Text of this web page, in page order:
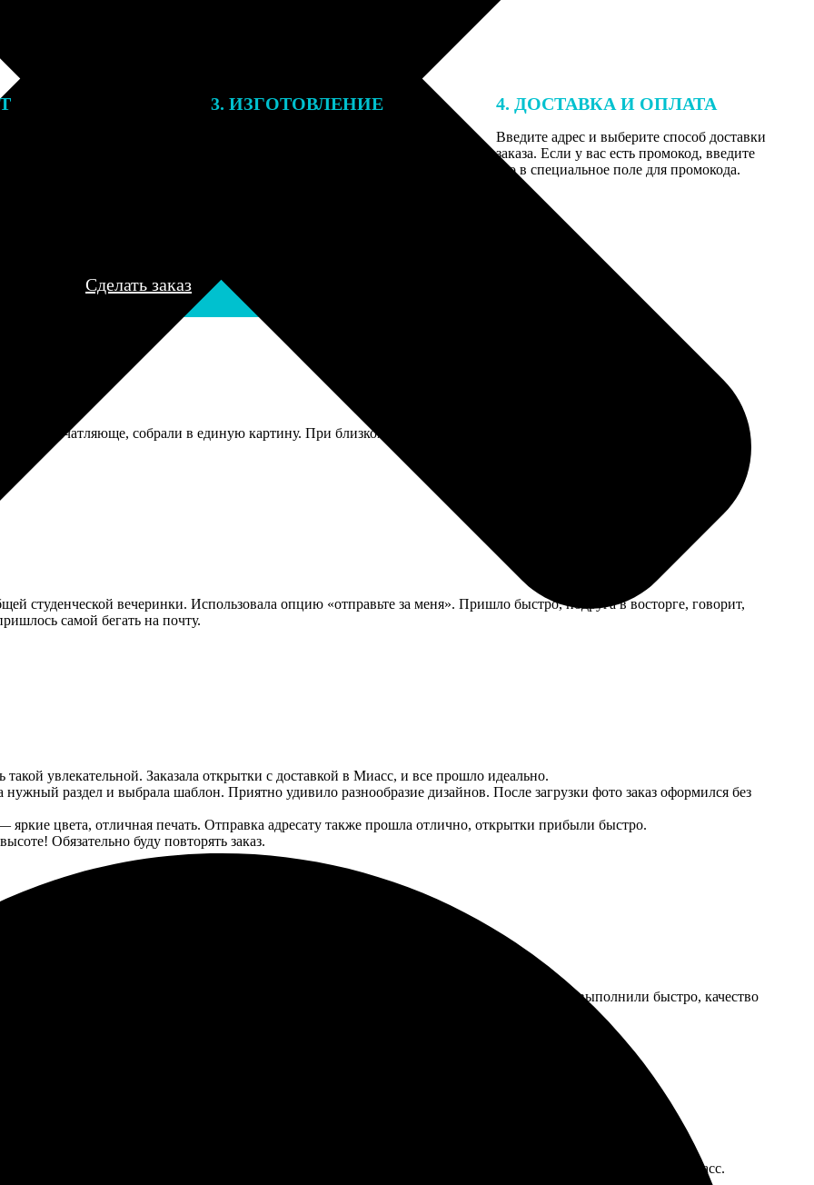
заказа к печати
могут связаться с Вами
телефону или email для
3. ИЗГОТОВЛЕНИЕ 4. ДОСТАВКА И ОПЛАТА
Введите адрес и выберите способ доставки
заказа. Если у вас есть промокод, введите
его в специальное поле для промокода.
Сделать заказ
впечатляюще, собрали в единую картину. При близком рассмотрении некоторые фрагменты размыты, но с
студенческой вечеринки. Использовала опцию «отправьте за меня». Пришло быстро, подруга в восторге, говорит,
самой бегать на почту.
увлекательной. Заказала открытки с доставкой в Миасс, и все прошло идеально.
нужный раздел и выбрала шаблон. Приятно удивило разнообразие дизайнов. После загрузки фото заказ оформился без
цвета, отличная печать. Отправка адресату также прошла отлично, открытки прибыли быстро.
Обязательно буду повторять заказ.
легкой. Заказал открыточки, процесс оформления просто интуитивен и быстрый. Печать выполнили быстро, качество
получатель остался доволен. Рекомендую всем, кто ищет надежного исполнителя!
открытки с доставкой — все быстро и удобно. Понравилась простота оформления и скорость отправки в Миасс.